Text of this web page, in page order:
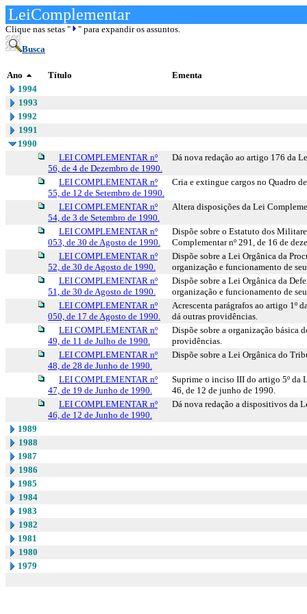
LeiComplementar
Clique nas setas "
" para expandir os assuntos.
Busca
Ano Título
Ementa
1994
1993
1992
1991
1990
LEI COMPLEMENTAR nº
56, de 4 de Dezembro de 1990.
Dá nova redação ao artigo 176 da
LEI COMPLEMENTAR nº
55, de 12 de Setembro de 1990.
Cria e extingue cargos no Quadro
LEI COMPLEMENTAR nº
54, de 3 de Setembro de 1990.
Altera disposições da Lei
LEI COMPLEMENTAR nº
053, de 30 de Agosto de 1990.
Dispõe sobre o Estatuto dos
Complementar nº 291, de 16 de
LEI COMPLEMENTAR nº
52, de 30 de Agosto de 1990.
Dispõe sobre a Lei Orgânica da
organização e funcionamento de
LEI COMPLEMENTAR nº
51, de 30 de Agosto de 1990.
Dispõe sobre a Lei Orgânica da
organização e funcionamento de
LEI COMPLEMENTAR nº
050, de 17 de Agosto de 1990.
Acrescenta parágrafos ao artigo 1º
dá outras providências.
LEI COMPLEMENTAR nº
49, de 11 de Julho de 1990.
Dispõe sobre a organização básica
providências.
LEI COMPLEMENTAR nº
48, de 28 de Junho de 1990.
Dispõe sobre a Lei Orgânica do
LEI COMPLEMENTAR nº
47, de 19 de Junho de 1990.
Suprime o inciso III do artigo 5º da
46, de 12 de junho de 1990.
LEI COMPLEMENTAR nº
46, de 12 de Junho de 1990.
Dá nova redação a dispositivos da
1989
1988
1987
1986
1985
1984
1983
1982
1981
1980
1979